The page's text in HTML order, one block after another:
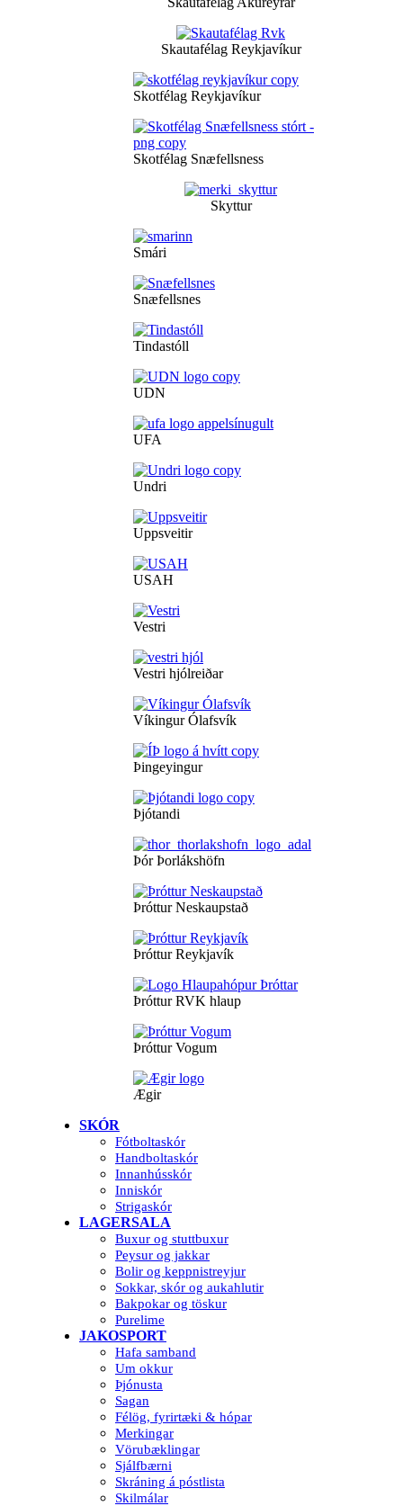
Skautafélag Reykjavíkur
Skotfélag Reykjavíkur
Skotfélag Snæfellsness
Skyttur
Smári
Snæfellsnes
Tindastóll
UDN
UFA
Undri
Uppsveitir
USAH
Vestri
Vestri hjólreiðar
Víkingur Ólafsvík
Þingeyingur
Þjótandi
Þór Þorlákshöfn
Þróttur Neskaupstað
Þróttur Reykjavík
Þróttur RVK hlaup
Þróttur Vogum
Ægir
SKÓR
Fótboltaskór
Handboltaskór
Innanhússkór
Inniskór
Strigaskór
LAGERSALA
Buxur og stuttbuxur
Peysur og jakkar
Bolir og keppnistreyjur
Sokkar, skór og aukahlutir
Bakpokar og töskur
Purelime
JAKOSPORT
Hafa samband
Um okkur
Þjónusta
Sagan
Félög, fyrirtæki & hópar
Merkingar
Vörubæklingar
Sjálfbærni
Skráning á póstlista
Skilmálar